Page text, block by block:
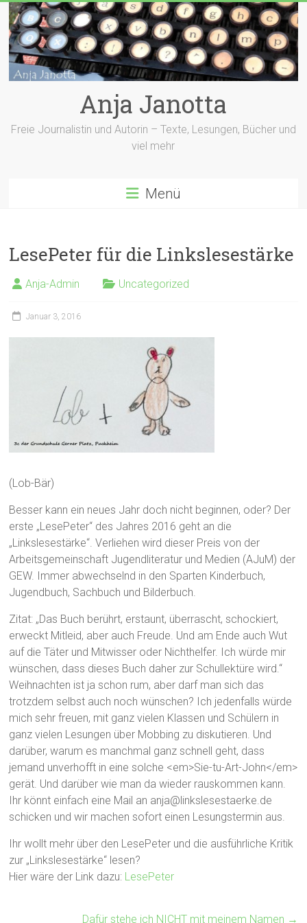
Zum
Inhalt
springen
Anja Janotta
Freie Journalistin und Autorin – Texte, Lesungen, Bücher und
viel mehr
Menü
LesePeter für die Linkslesestärke
Anja-Admin Uncategorized
Januar 3, 2016
(Lob-Bär)
Besser kann ein neues Jahr doch nicht beginnen, oder? Der
erste „LesePeter“ des Jahres 2016 geht an die
„Linkslesestärke“. Verliehen wird dieser Preis von der
Arbeitsgemeinschaft Jugendliteratur und Medien (AJuM) der
GEW. Immer abwechselnd in den Sparten Kinderbuch,
Jugendbuch, Sachbuch und Bilderbuch.
Zitat: „Das Buch berührt, erstaunt, überrascht, schockiert,
erweckt Mitleid, aber auch Freude. Und am Ende auch Wut
auf die Täter und Mitwisser oder Nichthelfer. Ich würde mir
wünschen, dass dieses Buch daher zur Schullektüre wird.“
Weihnachten ist ja schon rum, aber darf man sich das
trotzdem selbst auch noch wünschen? Ich jedenfalls würde
mich sehr freuen, mit ganz vielen Klassen und Schülern in
ganz vielen Lesungen über Mobbing zu diskutieren. Und
darüber, warum es manchmal ganz schnell geht, dass
jemand unverhofft in eine solche <em>Sie-tu-Art-John</em>
gerät. Und darüber wie man da wieder rauskommen kann.
Ihr könnt einfach eine Mail an anja@linkslesestaerke.de
schicken und wir machen sofort einen Lesungstermin aus.
Ihr wollt mehr über den LesePeter und die ausführliche Kritik
zur „Linkslesestärke“ lesen?
Hier wäre der Link dazu: LesePeter
Dafür stehe ich NICHT mit meinem Namen →